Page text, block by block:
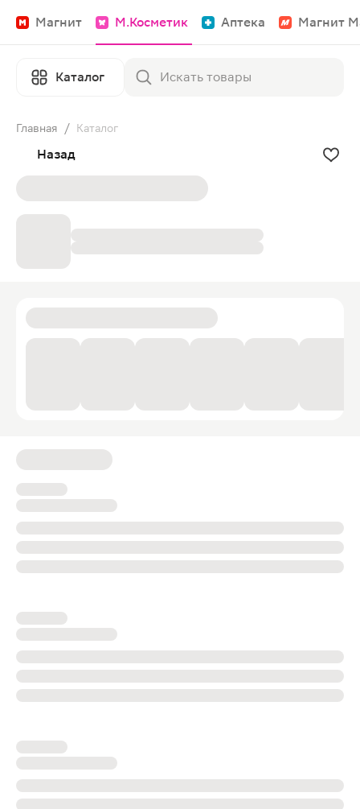
Магнит М.Косметик Аптека Магнит
Каталог
Главная / Каталог
Назад